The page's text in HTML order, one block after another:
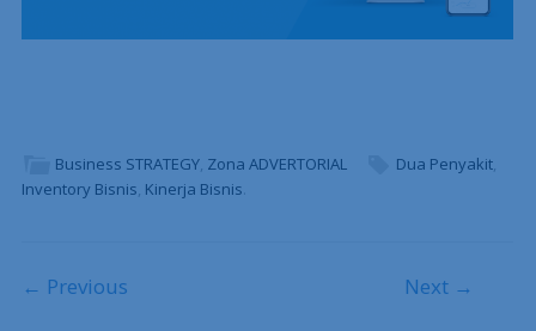
Business STRATEGY, Zona ADVERTORIAL Dua Penyakit,
Inventory Bisnis, Kinerja Bisnis.
Post navigation
← Previous Next →